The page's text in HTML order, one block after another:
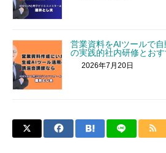
営業資料をAIツールで
の実践的社内研修とお
2026年7月20日